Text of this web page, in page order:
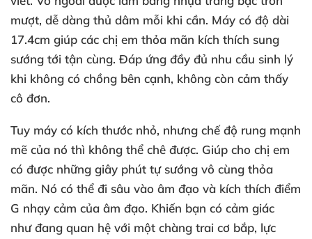
mượt, dễ dàng thủ dâm mỗi khi cần. Máy có độ dài
17.4cm giúp các chị em thỏa mãn kích thích sung
sướng tới tận cùng. Đáp ứng đầy đủ nhu cầu sinh lý
khi không có chồng bên cạnh, không còn cảm thấy
cô đơn.
Tuy máy có kích thước nhỏ, nhưng chế độ rung mạnh
mẽ của nó thì không thể chê được. Giúp cho chị em
có được những giây phút tự sướng vô cùng thỏa
mãn. Nó có thể đi sâu vào âm đạo và kích thích điểm
G nhạy cảm của âm đạo. Khiến bạn có cảm giác
như đang quan hệ với một chàng trai cơ bắp, lực